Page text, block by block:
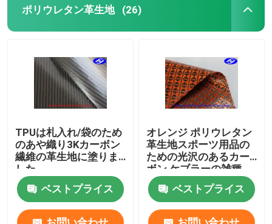
ポリウレタン革生地 (26)
TPUは札入れ/袋のため
のあや織り3Kカーボン
繊維の革生地に塗りま
した
ベストプライス
オレンジ ポリウレタン
革生地スポーツ用品の
ための光沢のあるカー
ボン ケブラーの雑種
ベストプライス